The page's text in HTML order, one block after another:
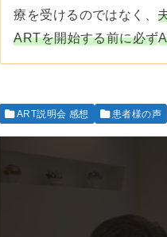
療を受けるのではなく、
ARTを開始する前に必ず
ART説明会 感想 患者様の声